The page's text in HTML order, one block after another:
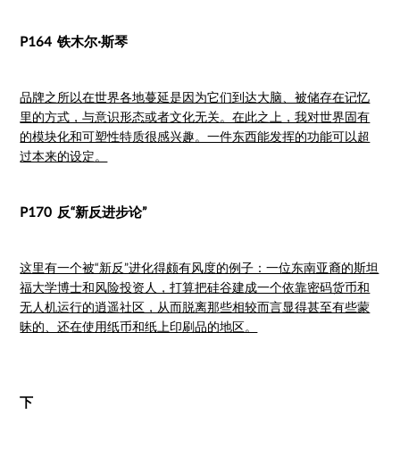
P164 铁木尔·斯琴
品牌之所以在世界各地蔓延是因为它们到达大脑、被储存在记忆
里的方式，与意识形态或者文化无关。在此之上，我对世界固有
的模块化和可塑性特质很感兴趣。一件东西能发挥的功能可以超
过本来的设定。
P170 反“新反进步论”
这里有一个被“新反”进化得颇有风度的例子：一位东南亚裔的斯坦
福大学博士和风险投资人，打算把硅谷建成一个依靠密码货币和
无人机运行的逍遥社区，从而脱离那些相较而言显得甚至有些蒙
昧的、还在使用纸币和纸上印刷品的地区。
下